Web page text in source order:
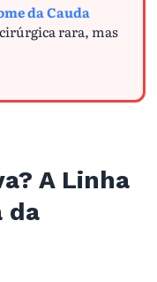
da Cauda
rara, mas
A Linha
da